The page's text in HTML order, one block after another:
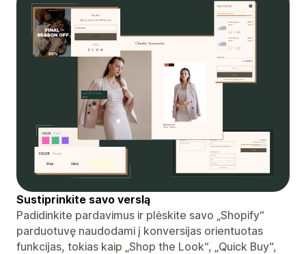
Sustiprinkite savo verslą
Padidinkite pardavimus ir plėskite savo „Shopify“
parduotuvę naudodami į konversijas orientuotas
funkcijas, tokias kaip „Shop the Look“, „Quick Buy“,